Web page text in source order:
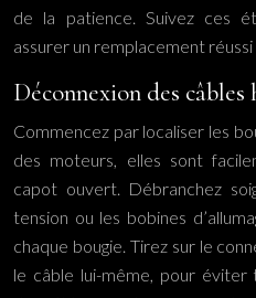
de la patience. Suivez ces
assurer un remplacement
Déconnexion des
Commencez par localiser les
des moteurs, elles sont
capot ouvert. Débranchez
tension ou les bobines
chaque bougie. Tirez sur le
le câble lui-même, pour éviter